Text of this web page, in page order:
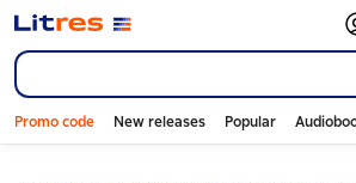
Promo code New releases Popular